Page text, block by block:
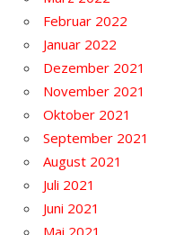
Februar 2022
Januar 2022
Dezember 2021
November 2021
Oktober 2021
September 2021
August 2021
Juli 2021
Juni 2021